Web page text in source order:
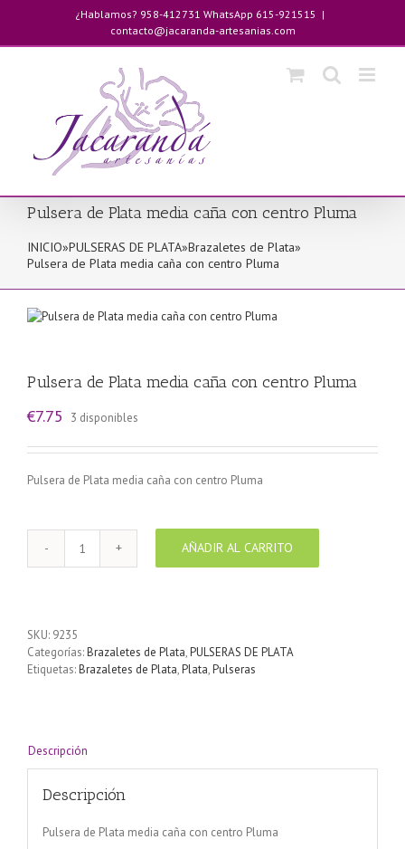
contenido
¿Hablamos? 958-412731 WhatsApp 615-921515 |
contacto@jacaranda-artesanias.com
Pulsera de Plata media caña con centro Pluma
INICIO»PULSERAS DE PLATA»Brazaletes de Plata»
Pulsera de Plata media caña con centro Pluma
Pulsera de Plata media caña con centro Pluma
€7.75 3 disponibles
Pulsera de Plata media caña con centro Pluma
Pulsera
de
centro
Pluma
AÑADIR AL CARRITO
SKU: 9235
Categorías:Brazaletes de Plata,PULSERAS DE PLATA
Etiquetas:Brazaletes de Plata,Plata,Pulseras
Descripción
Descripción
Pulsera de Plata media caña con centro Pluma